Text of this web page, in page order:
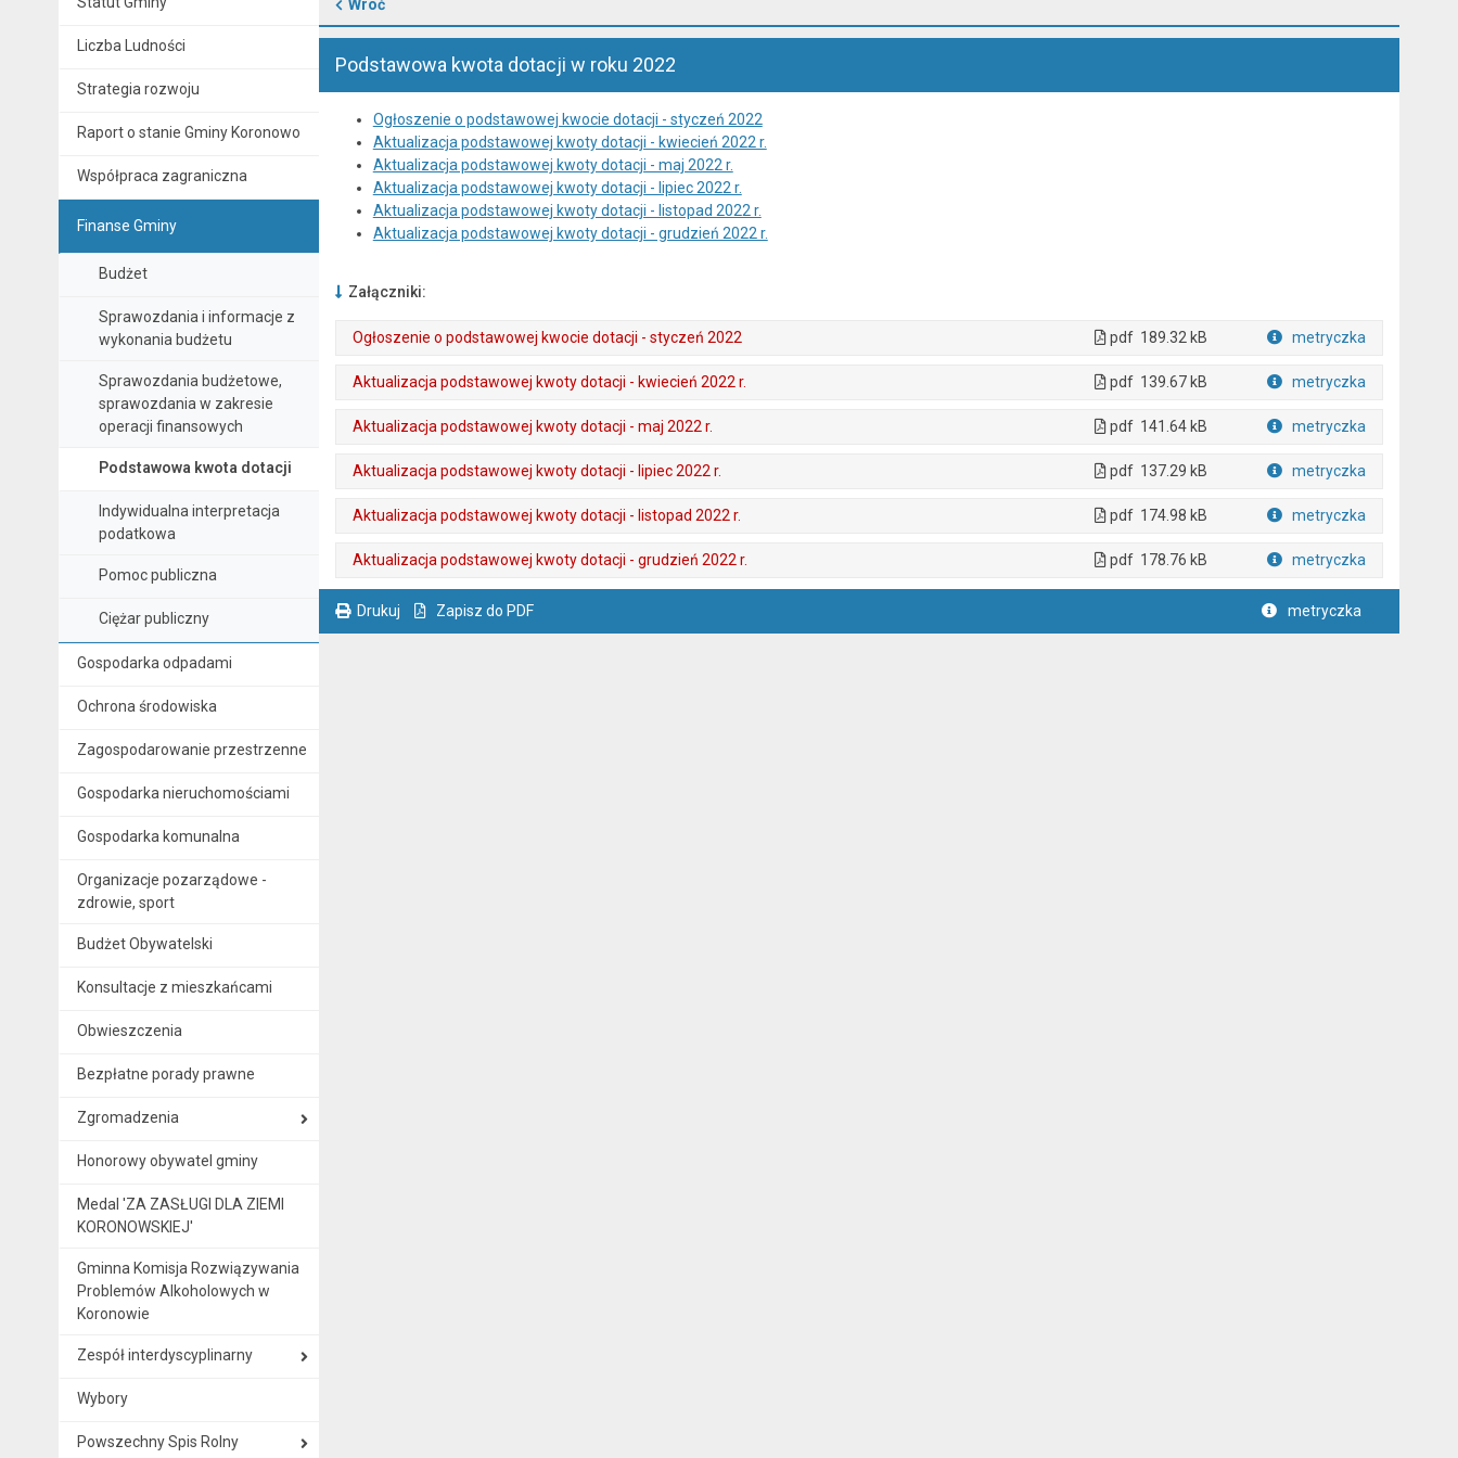
Liczba Ludności
Strategia rozwoju
Raport o stanie Gminy Koronowo
Współpraca zagraniczna
Finanse Gminy
Budżet
Sprawozdania i informacje z
wykonania budżetu
Sprawozdania budżetowe,
sprawozdania w zakresie
operacji finansowych
Podstawowa kwota dotacji
Indywidualna interpretacja
podatkowa
Pomoc publiczna
Ciężar publiczny
Gospodarka odpadami
Ochrona środowiska
Zagospodarowanie przestrzenne
Gospodarka nieruchomościami
Gospodarka komunalna
Organizacje pozarządowe -
zdrowie, sport
Budżet Obywatelski
Konsultacje z mieszkańcami
Obwieszczenia
Bezpłatne porady prawne
Zgromadzenia
Honorowy obywatel gminy
Medal 'ZA ZASŁUGI DLA ZIEMI
KORONOWSKIEJ'
Gminna Komisja Rozwiązywania
Problemów Alkoholowych w
Koronowie
Zespół interdyscyplinarny
Wybory
Powszechny Spis Rolny
Wróć
Podstawowa kwota dotacji w roku 2022
Ogłoszenie o podstawowej kwocie dotacji - styczeń 2022
Aktualizacja podstawowej kwoty dotacji - kwiecień 2022 r.
Aktualizacja podstawowej kwoty dotacji - maj 2022 r.
Aktualizacja podstawowej kwoty dotacji - lipiec 2022 r.
Aktualizacja podstawowej kwoty dotacji - listopad 2022 r.
Aktualizacja podstawowej kwoty dotacji - grudzień 2022 r.
Załączniki:
Ogłoszenie o podstawowej kwocie dotacji - styczeń 2022 pdf 189.32 kB metryczka
Aktualizacja podstawowej kwoty dotacji - kwiecień 2022 r. pdf 139.67 kB metryczka
Aktualizacja podstawowej kwoty dotacji - maj 2022 r. pdf 141.64 kB metryczka
Aktualizacja podstawowej kwoty dotacji - lipiec 2022 r. pdf 137.29 kB metryczka
Aktualizacja podstawowej kwoty dotacji - listopad 2022 r. pdf 174.98 kB metryczka
Aktualizacja podstawowej kwoty dotacji - grudzień 2022 r. pdf 178.76 kB metryczka
Drukuj Zapisz do PDF metryczka